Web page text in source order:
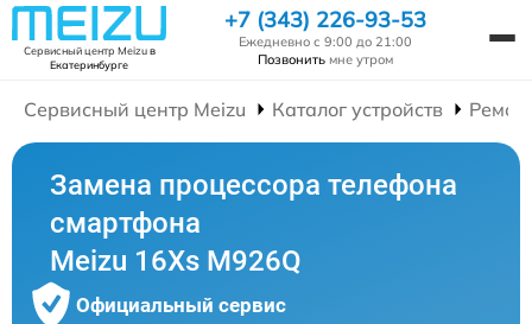
Сервисный центр Meizuв
Екатеринбурге
+7 (343) 226-93-53
Ежедневно с 9:00 до 21:00
Позвонить мне утром
Сервисный центр Meizu Каталог устройств
Замена процессора телефона
смартфона
Meizu 16Xs M926Q
Официальный сервис